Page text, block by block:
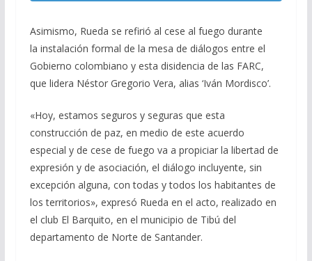
Asimismo, Rueda se refirió al cese al fuego durante
la instalación formal de la mesa de diálogos entre el
Gobierno colombiano y esta disidencia de las FARC,
que lidera Néstor Gregorio Vera, alias ‘Iván Mordisco’.
«Hoy, estamos seguros y seguras que esta
construcción de paz, en medio de este acuerdo
especial y de cese de fuego va a propiciar la libertad de
expresión y de asociación, el diálogo incluyente, sin
excepción alguna, con todas y todos los habitantes de
los territorios», expresó Rueda en el acto, realizado en
el club El Barquito, en el municipio de Tibú del
departamento de Norte de Santander.